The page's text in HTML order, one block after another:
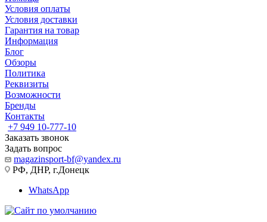
Условия оплаты
Условия доставки
Гарантия на товар
Информация
Блог
Обзоры
Политика
Реквизиты
Возможности
Бренды
Контакты
+7 949 10-777-10
Заказать звонок
Задать вопрос
magazinsport-bf@yandex.ru
РФ, ДНР, г.Донецк
WhatsApp